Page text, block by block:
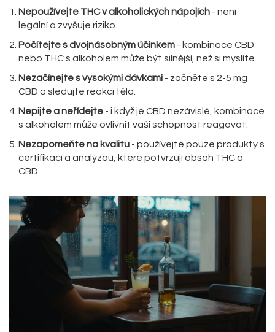
Nepoužívejte THC v alkoholických nápojích - není
legální a zvyšuje riziko.
Počítejte s dvojnásobným účinkem - kombinace CBD
nebo THC s alkoholem může být silnější, než si myslíte.
Nezačínejte s vysokými dávkami - začněte s 2-5 mg
CBD a sledujte reakci těla.
Nepijte a neřídejte - i když je CBD nezávislé, kombinace
s alkoholem může ovlivnit vaši schopnost reagovat.
Nezapomeňte na kvalitu - používejte pouze produkty s
certifikací a analýzou, které potvrzují obsah THC a
CBD.